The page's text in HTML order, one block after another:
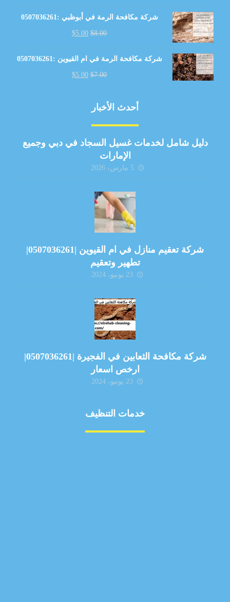
شركة مكافحة الرمة في أبوظبي :0507036261
$8.00
$5.00
شركة مكافحة الرمة في ام القيوين :0507036261
$7.00
$5.00
أحدث الأخبار
دليل شامل لخدمات غسيل السجاد في دبي وجميع
الإمارات
5 مارس، 2026
شركة تعقيم منازل في ام القيوين |0507036261|
تطهير وتعقيم
23 يونيو، 2024
شركة مكافحة الثعابين في الفجيرة |0507036261|
ارخص اسعار
23 يونيو، 2024
خدمات التنظيف